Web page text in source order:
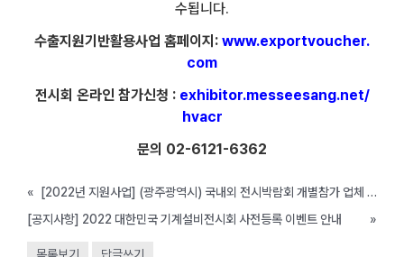
수됩니다.
수출지원기반활용사업 홈페이지: www.exportvoucher.
com
전시회 온라인 참가신청 : exhibitor.messeesang.net/
hvacr
문의 02-6121-6362
«
[2022년 지원사업] (광주광역시) 국내외 전시박람회 개별참가 업체 모집공고( ~ 4/22까지)
[공지사항] 2022 대한민국 기계설비전시회 사전등록 이벤트 안내
»